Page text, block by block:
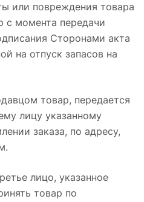
или повреждения товара
с момента передачи
Сторонами акта
на отпуск запасов на
товар, передается
лицу указанному
заказа, по адресу,
лицо, указанное
товар по